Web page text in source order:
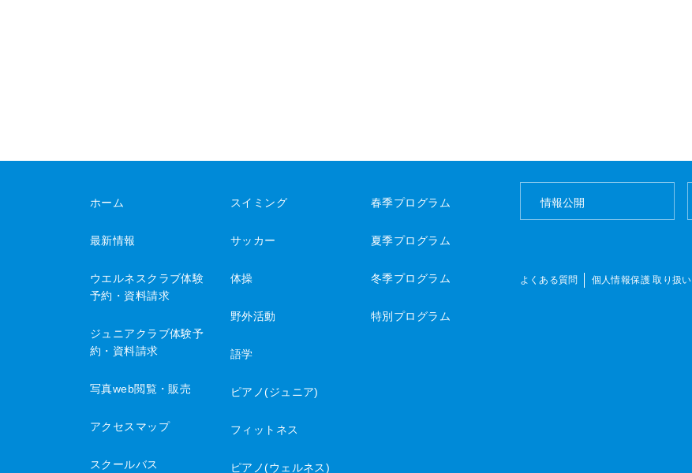
ホーム
最新情報
ウエルネスクラブ体験
予約・資料請求
ジュニアクラブ体験予
約・資料請求
写真web閲覧・販売
アクセスマップ
スクールバス
スイミング
サッカー
体操
野外活動
語学
ピアノ(ジュニア)
フィットネス
ピアノ(ウェルネス)
春季プログラム
夏季プログラム
冬季プログラム
特別プログラム
情報公開
よくある質問 個人情報保護 取り扱い